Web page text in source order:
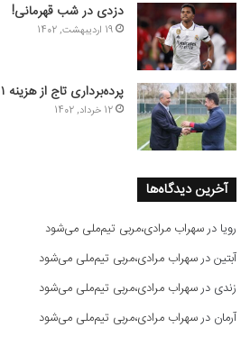
دزدی در شب قهرمانی!
19 اردیبهشت, 1402
پرده‌برداری تاج از هزینه ۴۱۱ میلیاردی یک باشگاه!
12 خرداد, 1402
آخرین دیدگاه‌ها
رویا درسهراب مرادی،مربی تیم‌ملی می‌شود
آبتیندرسهراب مرادی،مربی تیم‌ملی می‌شود
زندی درسهراب مرادی،مربی تیم‌ملی می‌شود
آرمان درسهراب مرادی،مربی تیم‌ملی می‌شود